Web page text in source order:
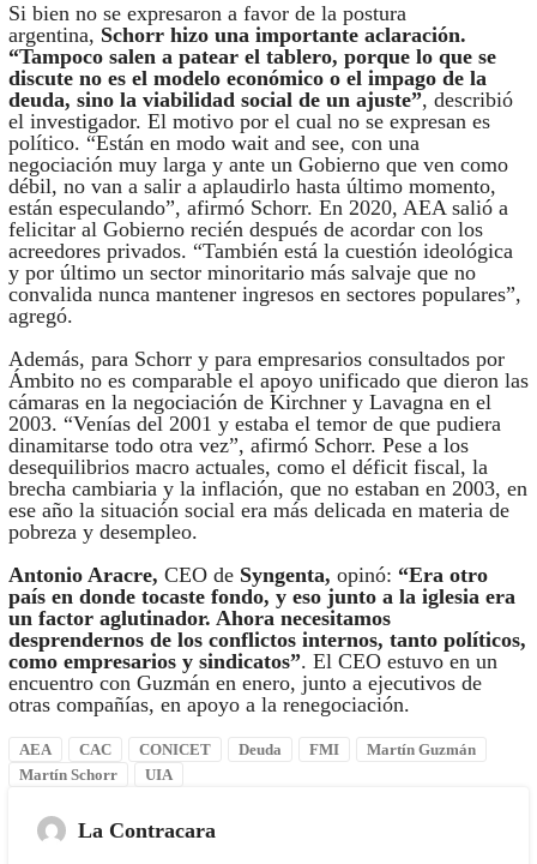
Si bien no se expresaron a favor de la postura
argentina, Schorr hizo una importante aclaración.
“Tampoco salen a patear el tablero, porque lo que se
discute no es el modelo económico o el impago de la
deuda, sino la viabilidad social de un ajuste”, describió
el investigador. El motivo por el cual no se expresan es
político. “Están en modo wait and see, con una
negociación muy larga y ante un Gobierno que ven como
débil, no van a salir a aplaudirlo hasta último momento,
están especulando”, afirmó Schorr. En 2020, AEA salió a
felicitar al Gobierno recién después de acordar con los
acreedores privados. “También está la cuestión ideológica
y por último un sector minoritario más salvaje que no
convalida nunca mantener ingresos en sectores populares”,
agregó.
Además, para Schorr y para empresarios consultados por
Ámbito no es comparable el apoyo unificado que dieron las
cámaras en la negociación de Kirchner y Lavagna en el
2003. “Venías del 2001 y estaba el temor de que pudiera
dinamitarse todo otra vez”, afirmó Schorr. Pese a los
desequilibrios macro actuales, como el déficit fiscal, la
brecha cambiaria y la inflación, que no estaban en 2003, en
ese año la situación social era más delicada en materia de
pobreza y desempleo.
Antonio Aracre, CEO de Syngenta, opinó: “Era otro
país en donde tocaste fondo, y eso junto a la iglesia era
un factor aglutinador. Ahora necesitamos
desprendernos de los conflictos internos, tanto políticos,
como empresarios y sindicatos”. El CEO estuvo en un
encuentro con Guzmán en enero, junto a ejecutivos de
otras compañías, en apoyo a la renegociación.
AEA CAC CONICET Deuda FMI
Martín Guzmán
Martín Schorr
UIA
La Contracara